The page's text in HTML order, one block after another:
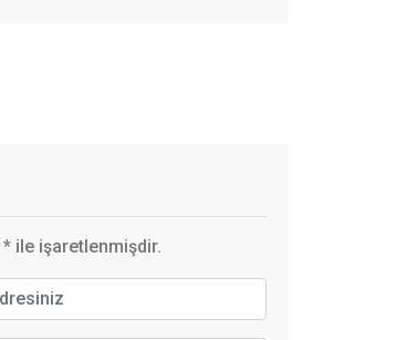
* ile işaretlenmişdir.